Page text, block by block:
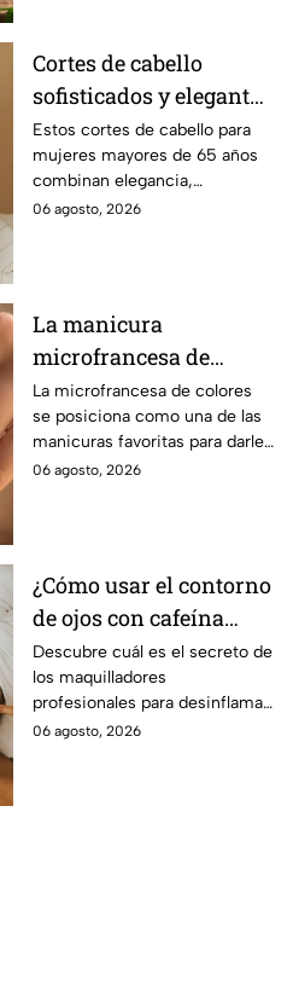
Cortes de cabello
sofisticados y elegantes
para mujeres mayores
de 65 años
Estos cortes de cabello para
mujeres mayores de 65 años
combinan elegancia,
comodidad y estilo, con
06 agosto, 2026
La manicura
microfrancesa de
colores que es
tendencia
La microfrancesa de colores
se posiciona como una de las
manicuras favoritas para darle
un toque divertido, delicado y
06 agosto, 2026
¿Cómo usar el contorno
de ojos con cafeína
para desinflamar
párpados encapotados?
Descubre cuál es el secreto de
los maquilladores
profesionales para desinflamar
los párpados encapotados con
06 agosto, 2026